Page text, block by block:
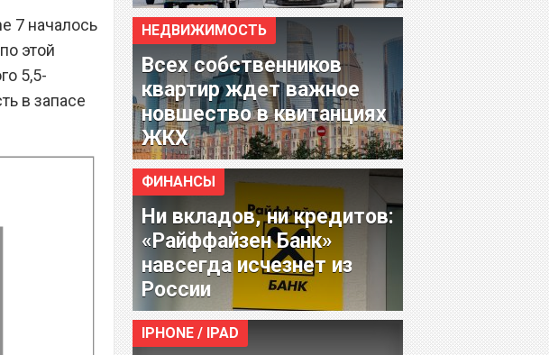
7 началось
этой
5,5-
в запасе
НЕДВИЖИМОСТЬ
Всех собственников
квартир ждет важное
новшество в квитанциях
ЖКХ
ФИНАНСЫ
Ни вкладов, ни кредитов:
«Райффайзен Банк»
навсегда исчезнет из
России
IPHONE / IPAD